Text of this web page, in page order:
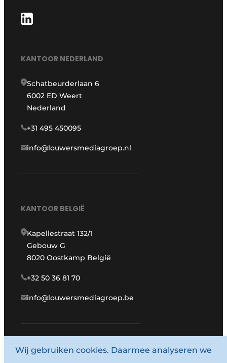
KANTOOR NEDERLAND
Schatbeurderlaan 6
6002 ED Weert
Nederland
+31 495 450095
info@louwersmediagroep.nl
KANTOOR BELGIË
Kapellestraat 132/1
Gebouw G
8020 Oostkamp België
+32 50 36 81 70
info@louwersmediagroep.be
www.louwersmediagroep.com
Wij gebruiken cookies. Daarmee analyseren we